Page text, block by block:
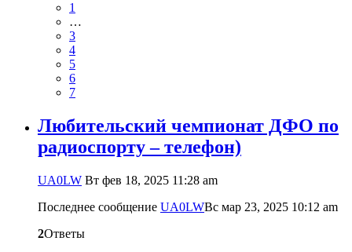
1
…
3
4
5
6
7
Любительский чемпионат ДФО по
радиоспорту – телефон)
UA0LW Вт фев 18, 2025 11:28 am
Последнее сообщение UA0LWВс мар 23, 2025 10:12 am
2Ответы